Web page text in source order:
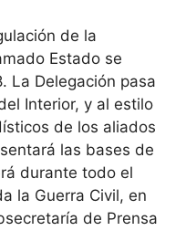
de la
Estado se
La Delegación pasa
Interior, y al estilo
de los aliados
las bases de
durante todo el
la Guerra Civil, en
de Prensa